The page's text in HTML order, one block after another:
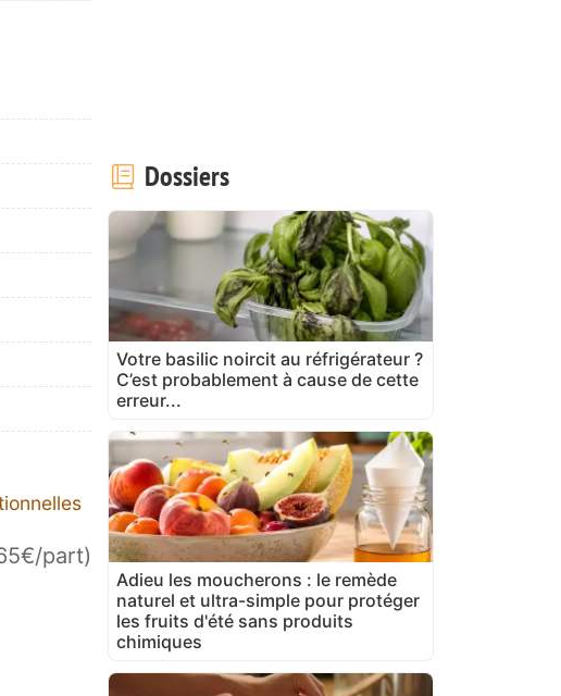
part)
Dossiers
Votre basilic noircit au réfrigérateur ?
C’est probablement à cause de cette
erreur...
Adieu les moucherons : le remède
naturel et ultra-simple pour protéger
les fruits d'été sans produits
chimiques